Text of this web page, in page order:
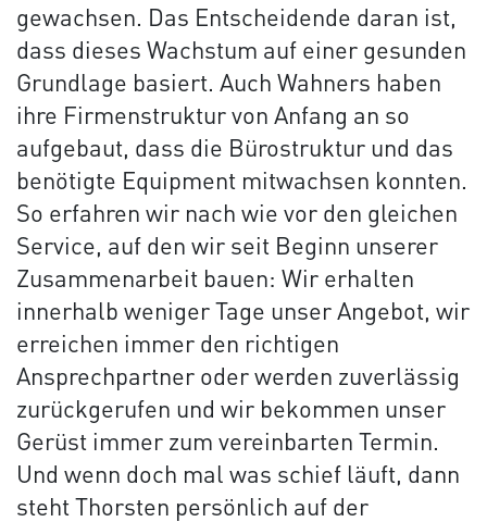
gewachsen. Das Entscheidende daran ist,
dass dieses Wachstum auf einer gesunden
Grundlage basiert. Auch Wahners haben
ihre Firmenstruktur von Anfang an so
aufgebaut, dass die Bürostruktur und das
benötigte Equipment mitwachsen konnten.
So erfahren wir nach wie vor den gleichen
Service, auf den wir seit Beginn unserer
Zusammenarbeit bauen: Wir erhalten
innerhalb weniger Tage unser Angebot, wir
erreichen immer den richtigen
Ansprechpartner oder werden zuverlässig
zurückgerufen und wir bekommen unser
Gerüst immer zum vereinbarten Termin.
Und wenn doch mal was schief läuft, dann
steht Thorsten persönlich auf der